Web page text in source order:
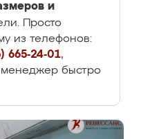
и
Просто
из телефонов:
665-24-01,
быстро